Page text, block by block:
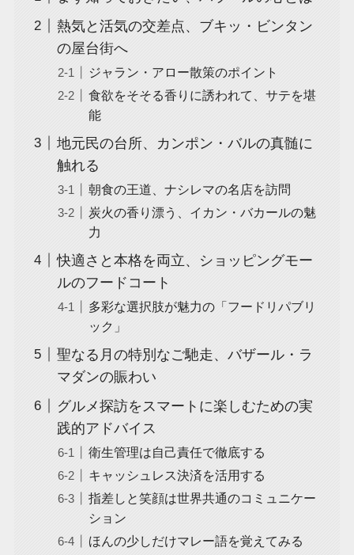
熱気と活気の交差点、ブキッ・ビンタン
の屋台街へ
ジャラン・アロー散策のポイント
食欲をそそる香りに誘われて、サテを堪
能
地元民の台所、カンポン・バルの真髄に
触れる
朝食の王道、ナシレマの名店を訪問
炭火の香り漂う、イカン・バカールの魅
力
快適さと本格を両立、ショッピングモー
ルのフードコート
多彩な選択肢が魅力の「フードリパブリ
ック」
聖なる月の特別なご馳走、バザール・ラ
マダンの賑わい
グルメ探訪をスマートに楽しむための実
践的アドバイス
衛生管理は自己責任で徹底する
キャッシュレス決済を活用する
指差しと笑顔は世界共通のコミュニケー
ション
ほんの少しだけマレー語を覚えてみる